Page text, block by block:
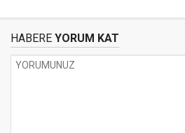
HABERE YORUM KAT